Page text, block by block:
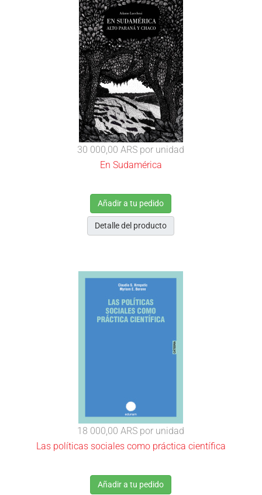
30 000,00 ARS por unidad
En Sudamérica
Añadir a tu pedido
Detalle del producto
18 000,00 ARS por unidad
Las políticas sociales como práctica científica
Añadir a tu pedido